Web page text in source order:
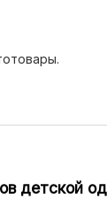
детской